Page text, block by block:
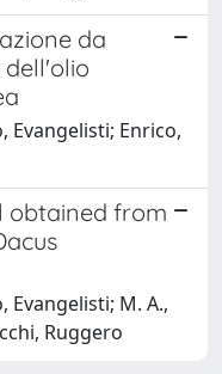
da
dell'olio
Evangelisti; Enrico,
obtained from
Evangelisti; M. A.,
Ruggero